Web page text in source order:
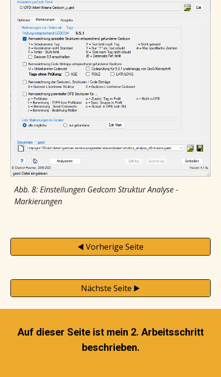
Abb. 8: Einstellungen Gedcom Struktur Analyse -
Markierungen
◀️ Vorherige Seite
Nächste Seite ▶️
Auf dieser Seite ist mein 2. Arbeitsschritt
beschrieben.